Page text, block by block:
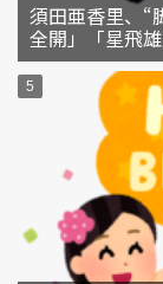
須田亜香里、“
全開」「星飛